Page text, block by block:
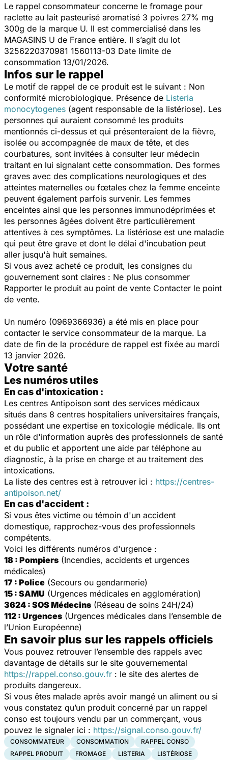
Le rappel consommateur concerne le fromage pour
raclette au lait pasteurisé aromatisé 3 poivres 27% mg
300g de la marque U. Il est commercialisé dans les
MAGASINS U de France entière. Il s’agit du lot
3256220370981 1560113-03 Date limite de
consommation 13/01/2026.
Infos sur le rappel
Le motif de rappel de ce produit est le suivant : Non
conformité microbiologique. Présence de Listeria
monocytogenes (agent responsable de la listériose). Les
personnes qui auraient consommé les produits
mentionnés ci-dessus et qui présenteraient de la fièvre,
isolée ou accompagnée de maux de tête, et des
courbatures, sont invitées à consulter leur médecin
traitant en lui signalant cette consommation. Des formes
graves avec des complications neurologiques et des
atteintes maternelles ou fœtales chez la femme enceinte
peuvent également parfois survenir. Les femmes
enceintes ainsi que les personnes immunodéprimées et
les personnes âgées doivent être particulièrement
attentives à ces symptômes. La listériose est une maladie
qui peut être grave et dont le délai d'incubation peut
aller jusqu'à huit semaines.
Si vous avez acheté ce produit, les consignes du
gouvernement sont claires : Ne plus consommer
Rapporter le produit au point de vente Contacter le point
de vente.
Un numéro (0969366936) a été mis en place pour
contacter le service consommateur de la marque. La
date de fin de la procédure de rappel est fixée au mardi
13 janvier 2026.
Votre santé
Les numéros utiles
En cas d'intoxication :
Les centres Antipoison sont des services médicaux
situés dans 8 centres hospitaliers universitaires français,
possédant une expertise en toxicologie médicale. Ils ont
un rôle d'information auprès des professionnels de santé
et du public et apportent une aide par téléphone au
diagnostic, à la prise en charge et au traitement des
intoxications.
La liste des centres est à retrouver ici : https://centres-
antipoison.net/
En cas d'accident :
Si vous êtes victime ou témoin d'un accident
domestique, rapprochez-vous des professionnels
compétents.
Voici les différents numéros d'urgence :
18 : Pompiers (Incendies, accidents et urgences
médicales)
17 : Police (Secours ou gendarmerie)
15 : SAMU (Urgences médicales en agglomération)
3624 : SOS Médecins (Réseau de soins 24H/24)
112 : Urgences (Urgences médicales dans l’ensemble de
l’Union Européenne)
En savoir plus sur les rappels officiels
Vous pouvez retrouver l’ensemble des rappels avec
davantage de détails sur le site gouvernemental
https://rappel.conso.gouv.fr : le site des alertes de
produits dangereux.
Si vous êtes malade après avoir mangé un aliment ou si
vous constatez qu’un produit concerné par un rappel
conso est toujours vendu par un commerçant, vous
pouvez le signaler ici : https://signal.conso.gouv.fr/
CONSOMMATEUR CONSOMMATION
RAPPEL CONSO
RAPPEL PRODUIT
FROMAGE LISTERIA LISTÉRIOSE